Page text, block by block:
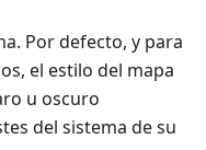
Por defecto, y para
el estilo del mapa
u oscuro
del sistema de su